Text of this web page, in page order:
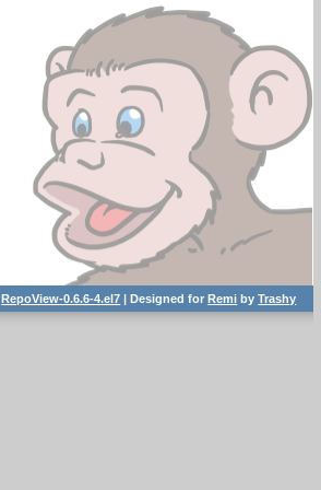
RepoView-0.6.6-4.el7 | Designed forRemi byTrashy